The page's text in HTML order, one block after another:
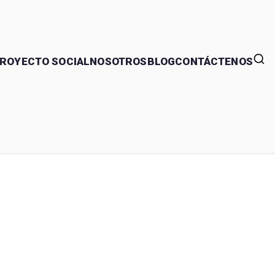
SOCIALNOSOTROSBLOGCONTÁCTENOS